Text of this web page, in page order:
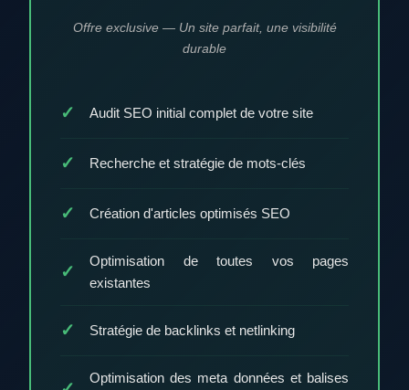
Offre exclusive — Un site parfait, une visibilité
durable
Audit SEO initial complet de votre site
Recherche et stratégie de mots-clés
Création d'articles optimisés SEO
Optimisation de toutes vos pages
existantes
Stratégie de backlinks et netlinking
Optimisation des meta données et balises